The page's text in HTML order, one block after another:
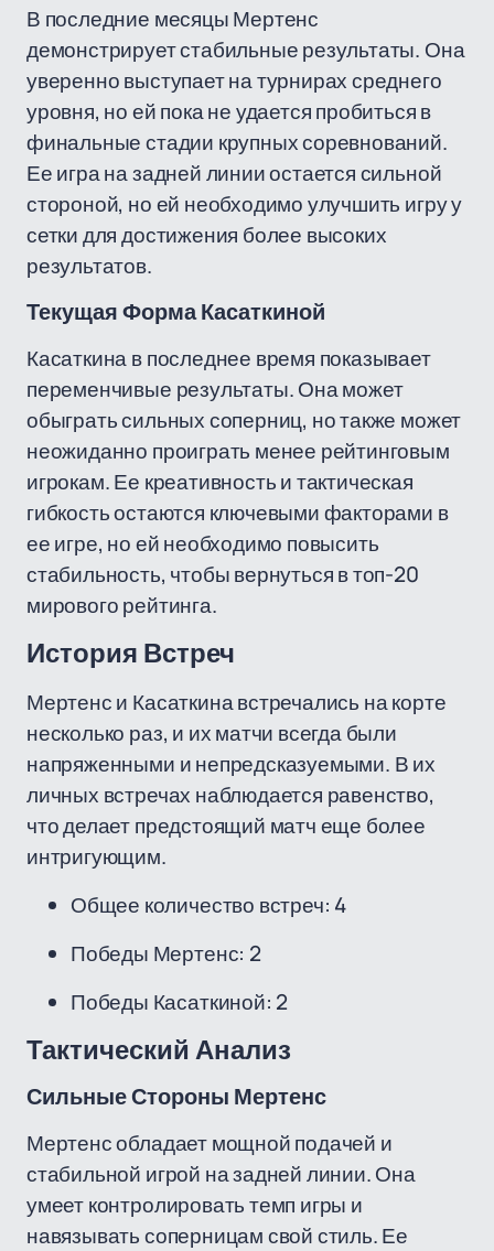
В последние месяцы Мертенс
демонстрирует стабильные результаты. Она
уверенно выступает на турнирах среднего
уровня, но ей пока не удается пробиться в
финальные стадии крупных соревнований.
Ее игра на задней линии остается сильной
стороной, но ей необходимо улучшить игру у
сетки для достижения более высоких
результатов.
Текущая Форма Касаткиной
Касаткина в последнее время показывает
переменчивые результаты. Она может
обыграть сильных соперниц, но также может
неожиданно проиграть менее рейтинговым
игрокам. Ее креативность и тактическая
гибкость остаются ключевыми факторами в
ее игре, но ей необходимо повысить
стабильность, чтобы вернуться в топ-20
мирового рейтинга.
История Встреч
Мертенс и Касаткина встречались на корте
несколько раз, и их матчи всегда были
напряженными и непредсказуемыми. В их
личных встречах наблюдается равенство,
что делает предстоящий матч еще более
интригующим.
Общее количество встреч: 4
Победы Мертенс: 2
Победы Касаткиной: 2
Тактический Анализ
Сильные Стороны Мертенс
Мертенс обладает мощной подачей и
стабильной игрой на задней линии. Она
умеет контролировать темп игры и
навязывать соперницам свой стиль. Ее